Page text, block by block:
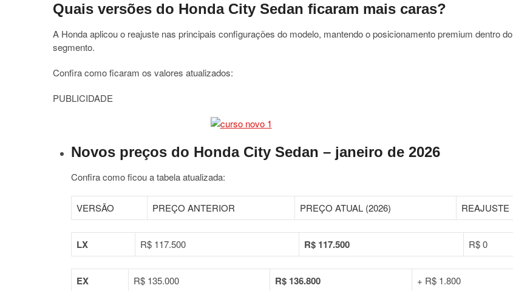
Quais versões do Honda City Sedan ficaram mais caras?
A Honda aplicou o reajuste nas principais configurações do modelo, mantendo o posicionamento premium dentro do
segmento.
Confira como ficaram os valores atualizados:
PUBLICIDADE
Novos preços do Honda City Sedan – janeiro de 2026
Confira como ficou a tabela atualizada:
VERSÃO PREÇO ANTERIOR PREÇO ATUAL (2026) REAJUSTE
LX R$ 117.500 R$ 117.500 R$ 0
EX R$ 135.000 R$ 136.800 + R$ 1.800